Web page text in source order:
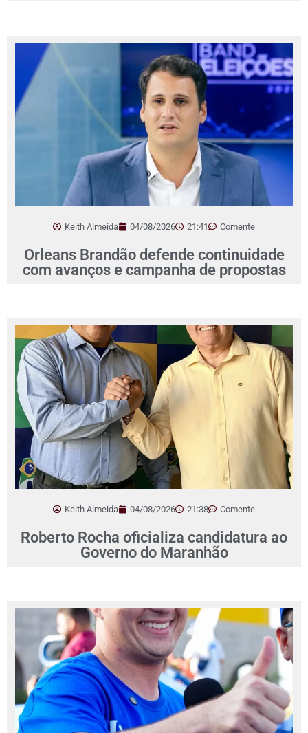
Keith Almeida 04/08/2026 21:41 Comente
Orleans Brandão defende continuidade
com avanços e campanha de propostas
Keith Almeida 04/08/2026 21:38 Comente
Roberto Rocha oficializa candidatura ao
Governo do Maranhão